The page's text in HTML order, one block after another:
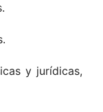
y jurídicas,